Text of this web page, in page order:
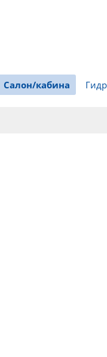
Салон/кабина